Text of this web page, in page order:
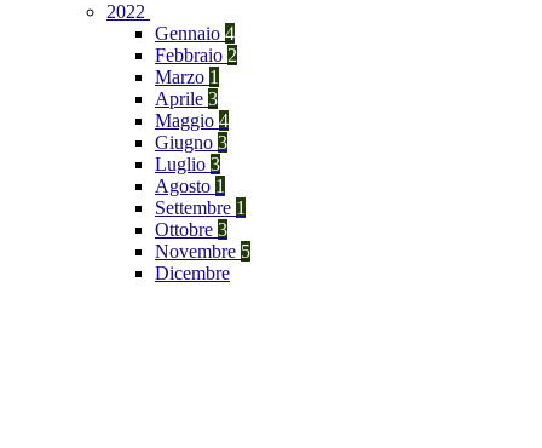
2022
Gennaio 4
Febbraio 2
Marzo 1
Aprile 3
Maggio 4
Giugno 3
Luglio 3
Agosto 1
Settembre 1
Ottobre 3
Novembre 5
Dicembre